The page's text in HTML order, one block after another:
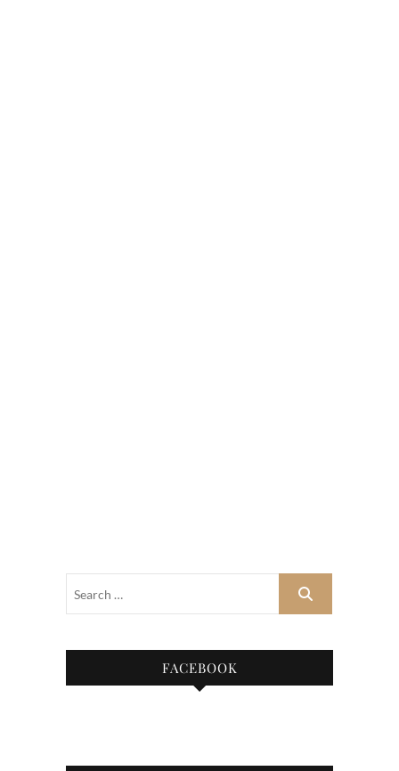
FACEBOOK